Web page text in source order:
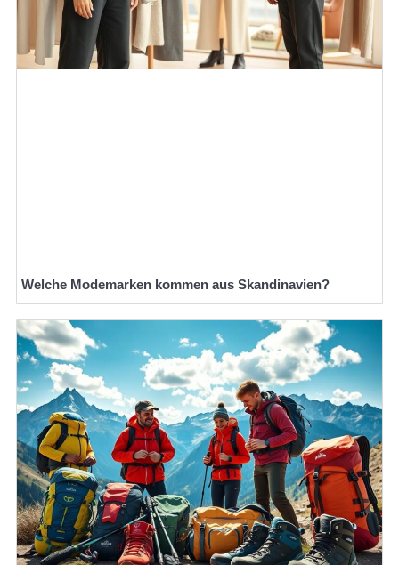
Welche Modemarken kommen aus Skandinavien?